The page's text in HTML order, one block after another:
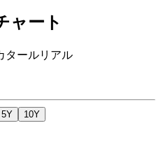
ャート
タールリアル
5Y 10Y